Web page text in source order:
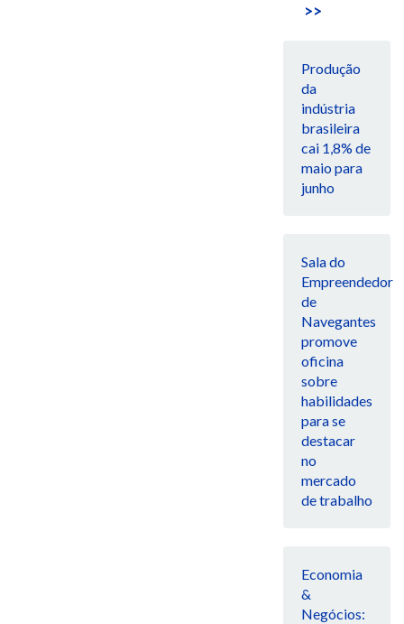
>>
Produção
da
indústria
brasileira
cai 1,8% de
maio para
junho
Sala do
Empreendedor
de
Navegantes
promove
oficina
sobre
habilidades
para se
destacar
no
mercado
de trabalho
Economia
&
Negócios: